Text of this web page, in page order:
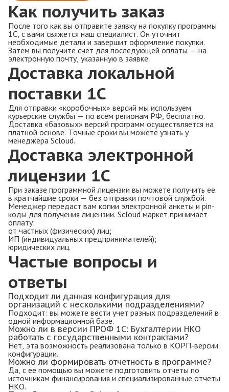
Как получить заказ
После того как вы отправите заявку на покупку программы
1С, с вами свяжется наш специалист. Он уточнит
необходимые детали и завершит оформление покупки.
Затем вы получите счет для последующей оплаты — на
электронную почту, указанную в заявке.
Доставка локальной
поставки 1С
Для отправки «коробочных» версий мы используем
курьерские службы — по всем регионам РФ, бесплатно.
Доставка «базовых» версий программ осуществляется на
платной основе. Точные сроки вы можете узнать у
менеджера Scloud.
Доставка электронной
лицензии 1С
При заказе программной лицензии вы можете получить ее
в кратчайшие сроки — без отправки почтовой службой.
Менеджер передаст вам копии электронной анкеты и pin-
коды для получения лицензии. Scloud маркет принимает
оплату:
от частных (физических) лиц;
ИП (индивидуальных предпринимателей);
юридических лиц.
Частые вопросы и
ответы
Подходит ли данная конфигурация для
организаций с несколькими подразделениями?
Подходит: вы можете вести учет разных подразделений в
одной информационной базе.
Можно ли в версии ПРОФ 1С: Бухгалтерии НКО
работать с государственными контрактами?
Нет, эта возможность реализована только в КОРП-версии
конфигурации.
Можно ли формировать отчетность в программе?
Да, с ее помощью вы можете подготовить отчеты по
источникам финансирования и специализированные отчеты
НКО.